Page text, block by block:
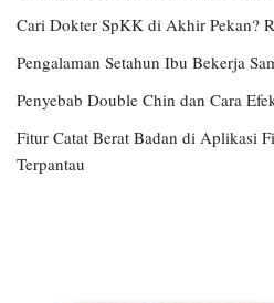
Cari Dokter SpKK di Akhir Pekan?
Pengalaman Setahun Ibu Bekerja
Penyebab Double Chin dan Cara
Fitur Catat Berat Badan di Aplikasi
Terpantau